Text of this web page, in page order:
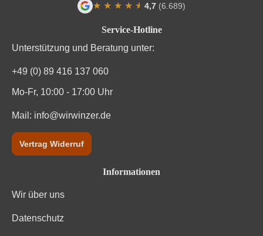
Service-Hotline
Unterstützung und Beratung unter:
+49 (0) 89 416 137 060
Mo-Fr, 10:00 - 17:00 Uhr
Mail: info@wirwinzer.de
Vertrag Widerruf
Informationen
Wir über uns
Datenschutz
★ ★ ★ ★ ★
★ 4,7 (6.689)